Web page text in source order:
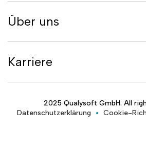
Über uns
Karriere
2025 Qualysoft GmbH. All
Datenschutzerklärung
Cookie-